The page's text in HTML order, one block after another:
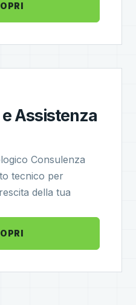
Assistenza
Consulenza
tecnico per
della tua